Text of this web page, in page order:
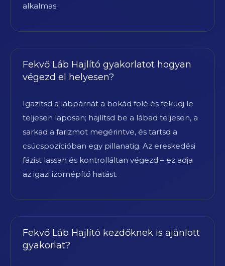
alkalmas.
Fekvő Láb Hajlító gyakorlatot hogyan
végezd el helyesen?
Igazítsd a lábpárnát a bokád fölé és feküdj le
teljesen laposan; hajlítsd be a lábad teljesen, a
sarkad a farizmot megérintve, és tartsd a
csúcspozícióban egy pillanatig. Az ereskedési
fázist lassan és kontrolláltan végezd – ez adja
az igazi izomépítő hatást.
Fekvő Láb Hajlító kezdőknek is ajánlott
gyakorlat?